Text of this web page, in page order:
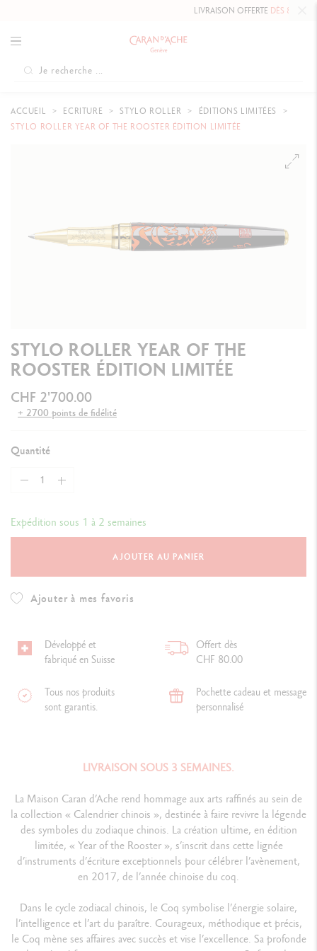
LIVRAISON OFFERTEDÈS 80 CHF.
ACCUEIL ECRITURE STYLO ROLLER
ÉDITIONS LIMITÉES
STYLO ROLLER YEAR OF THE ROOSTER ÉDITION LIMITÉE
STYLO ROLLER YEAR OF THE
ROOSTER ÉDITION LIMITÉE
CHF 2'700.00
+ 2700 points de fidélité
Quantité
Expédition sous 1 à 2 semaines
AJOUTER AU PANIER
Ajouter à mes favoris
Développé et
fabriqué en Suisse
Offert dès
CHF 80.00
Tous nos produits
sont garantis.
Pochette cadeau et message
personnalisé
LIVRAISON SOUS 3 SEMAINES.
La Maison Caran d’Ache rend hommage aux arts raffinés au sein de
la collection « Calendrier chinois », destinée à faire revivre la légende
des symboles du zodiaque chinois. La création ultime, en édition
limitée, « Year of the Rooster », s’inscrit dans cette lignée
d’instruments d’écriture exceptionnels pour célébrer l’avènement,
en 2017, de l’année chinoise du coq.
Dans le cycle zodiacal chinois, le Coq symbolise l’énergie solaire,
l’intelligence et l’art du paraître. Courageux, méthodique et précis,
le Coq mène ses affaires avec succès et vise l’excellence. Sa profonde